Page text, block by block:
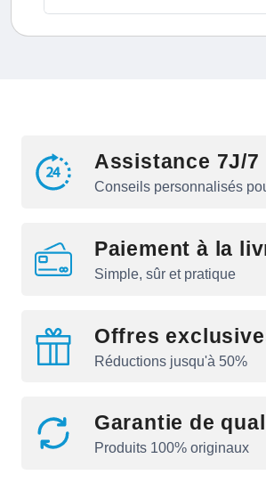
Assistance 7J/7
Conseils personnalisés
Paiement à la
Simple, sûr et pratique
Offres
Réductions jusqu'à 50%
Garantie de
Produits 100% originaux